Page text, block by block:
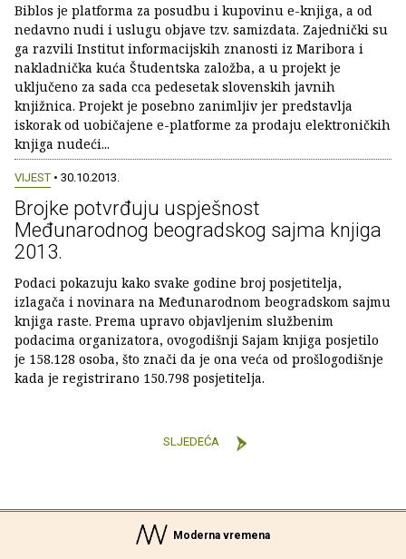
Biblos je platforma za posudbu i kupovinu e-knjiga, a od
nedavno nudi i uslugu objave tzv. samizdata. Zajednički su
ga razvili Institut informacijskih znanosti iz Maribora i
nakladnička kuća Študentska založba, a u projekt je
uključeno za sada cca pedesetak slovenskih javnih
knjižnica. Projekt je posebno zanimljiv jer predstavlja
iskorak od uobičajene e-platforme za prodaju elektroničkih
knjiga nudeći...
VIJEST • 30.10.2013.
Brojke potvrđuju uspješnost
Međunarodnog beogradskog sajma knjiga
2013.
Podaci pokazuju kako svake godine broj posjetitelja,
izlagača i novinara na Međunarodnom beogradskom sajmu
knjiga raste. Prema upravo objavljenim službenim
podacima organizatora, ovogodišnji Sajam knjiga posjetilo
je 158.128 osoba, što znači da je ona veća od prošlogodišnje
kada je registrirano 150.798 posjetitelja.
SLJEDEĆA
Moderna vremena